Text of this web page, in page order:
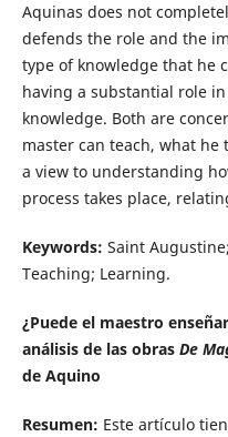
Aquinas does not
defends the role and the
type of knowledge that he
having a substantial role
knowledge. Both are
master can teach, what he
a view to understanding
process takes place,
Keywords: Saint
Teaching; Learning.
¿Puede el maestro
análisis de las obras De
de Aquino
Resumen: Este artículo